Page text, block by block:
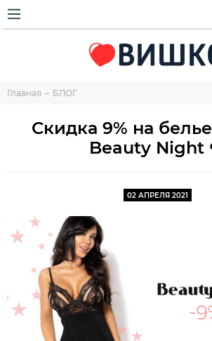
Главная БЛОГ
Скидка 9% на
Beauty Night
02 АПРЕЛЯ 2021